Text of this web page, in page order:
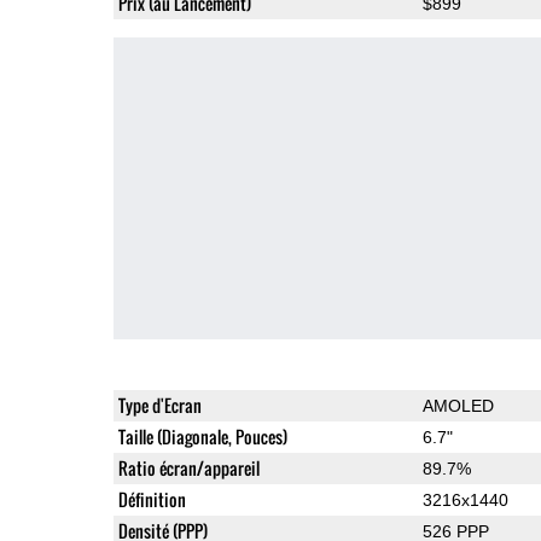
Type d'Ecran AMOLED
Taille (Diagonale, Pouces) 6.7"
Ratio écran/appareil 89.7%
Définition 3216x1440
Densité (PPP) 526 PPP